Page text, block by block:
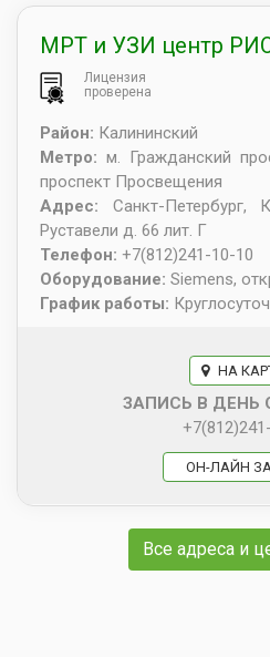
МРТ и УЗИ центр
Лицензия
проверена
Район: Калининский
Метро: м. Гражданский
проспект Просвещения
Адрес: Санкт-Петербург,
Руставели д. 66 лит. Г
Телефон: +7(812)241-10-10
Оборудование: Siemens,
График работы:
НА
ЗАПИСЬ В ДЕНЬ
ОН-ЛАЙН
Все адреса и